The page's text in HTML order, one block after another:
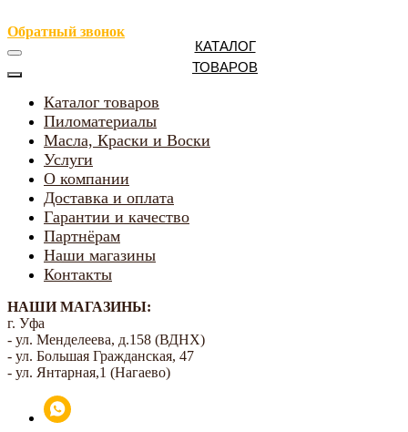
Обратный звонок
Каталог товаров
Пиломатериалы
Масла, Краски и Воски
Услуги
О компании
Доставка и оплата
Гарантии и качество
Партнёрам
Наши магазины
Контакты
НАШИ МАГАЗИНЫ:
г. Уфа
- ул. Менделеева, д.158 (ВДНХ)
- ул. Большая Гражданская, 47
- ул. Янтарная,1 (Нагаево)
КАТАЛОГ
ТОВАРОВ